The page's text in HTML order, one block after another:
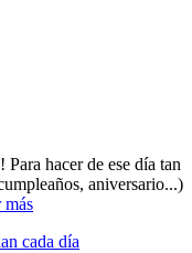
hacer de ese día tan
aniversario...)
más